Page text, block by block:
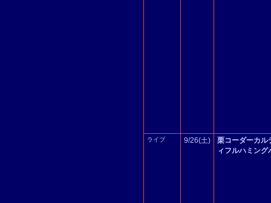
ライブ 9/26(土)
栗コーダーカル
ィフルハミング